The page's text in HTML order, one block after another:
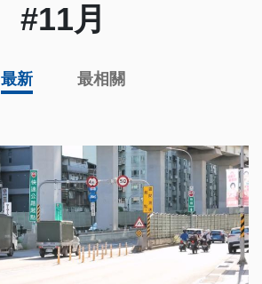
#11月
最新 最相關